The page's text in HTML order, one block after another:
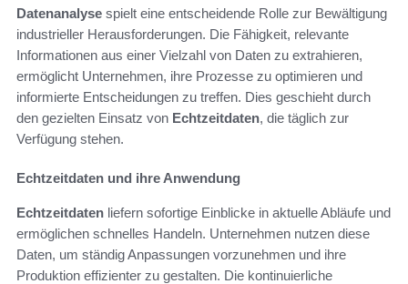
Datenanalyse spielt eine entscheidende Rolle zur Bewältigung
industrieller Herausforderungen. Die Fähigkeit, relevante
Informationen aus einer Vielzahl von Daten zu extrahieren,
ermöglicht Unternehmen, ihre Prozesse zu optimieren und
informierte Entscheidungen zu treffen. Dies geschieht durch
den gezielten Einsatz von Echtzeitdaten, die täglich zur
Verfügung stehen.
Echtzeitdaten und ihre Anwendung
Echtzeitdaten liefern sofortige Einblicke in aktuelle Abläufe und
ermöglichen schnelles Handeln. Unternehmen nutzen diese
Daten, um ständig Anpassungen vorzunehmen und ihre
Produktion effizienter zu gestalten. Die kontinuierliche